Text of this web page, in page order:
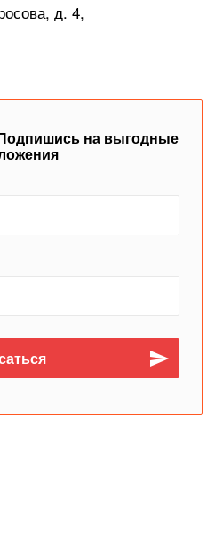
д. 4,
на выгодные